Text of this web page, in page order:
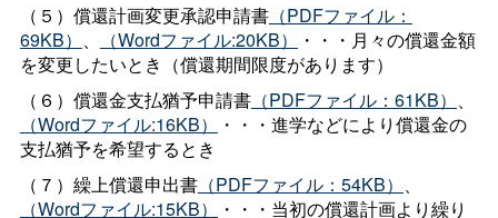
（５）償還計画変更承認申請書（PDFファイル：
69KB） 、 （Wordファイル:20KB）
・・・月々の償還金額
を変更したいとき（償還期間限度があります）
（６）償還金支払猶予申請書（PDFファイル：61KB） 、
（Wordファイル:16KB）
・・・進学などにより償還金の
支払猶予を希望するとき
（７）繰上償還申出書（PDFファイル：54KB） 、
（Wordファイル:15KB）
・・・当初の償還計画より繰り